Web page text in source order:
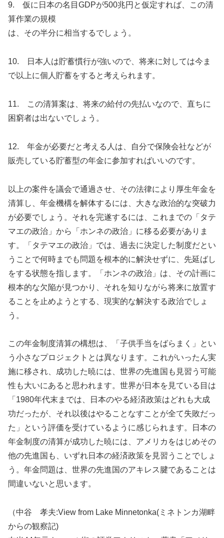
9. 仮に日本の名目GDPが500兆円と仮定すれば、この清
算作業の規模
は、その半分に相当するでしょう。
10. 日本人は貯蓄慣行が強いので、将来に対しては今ま
で以上に個人貯蓄をすると考えられます。
11. この清算案は、将来の給付の先払いなので、直ちに
困窮者は出ないでしょう。
12. 年金が必要だと考える人は、自分で保険会社などが
販売している貯蓄型の年金に参加すればいいのです。
以上の案件を議会で通過させ、その法律により厚生年金を
清算し、年金機構を解体するには、大きな政治的な突破力
が必要でしょう。それを完遂するには、これまでの「タテ
マエの政治」から「ホンネの政治」に移る必要がありま
す。「タテマエの政治」では、過去に決定した制度だとい
うことで何時までも問題を根本的に解決せずに、先延ばし
をする状態を指します。「ホンネの政治」は、その計画に
根本的な欠陥が見つかり、それを知りながら将来に放置す
ることを止めようとする、現実的な解決する政治でしょ
う。
この年金制度清算の構想は、「子供手当をばらまく」とい
う小さなプロジェクトとは異なります。これがいったん実
施に移され、成功した暁には、世界の先進国も見習う可能
性も大いにあると思われます。世界が日本を見ている目は
「1980年代末までは、日本のやる経済政策はどれも大成
功だったが、それ以後はやることなすことが全て失敗だっ
た」という評価を受けているように感じられます。日本の
年金制度の清算が成功した暁には、アメリカをはじめその
他の先進国も、いずれ日本の経済政策を見習うことでしょ
う。年金問題は、世界の先進国のアキレス腱であることは
間違いないと思います。
（中谷 孝夫:View from Lake Minnetonka(ミネトンカ湖畔
からの観察記)